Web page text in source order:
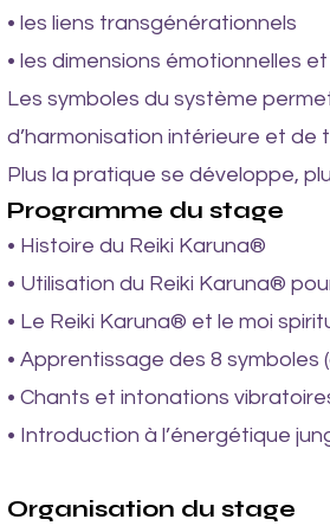
• les liens transgénérationnels
• les dimensions émotionnelles
Les symboles du système
d’harmonisation intérieure et de
Plus la pratique se développe,
Programme du stage
• Histoire du Reiki Karuna®
• Utilisation du Reiki Karuna®
• Le Reiki Karuna® et le moi
• Apprentissage des 8 symboles
• Chants et intonations
• Introduction à l’énergétique
Organisation du stage